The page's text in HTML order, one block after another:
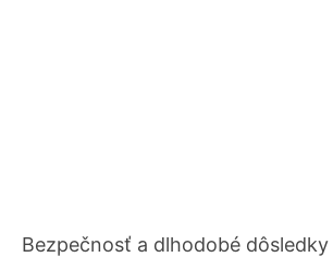
Bezpečnosť a dlhodobé